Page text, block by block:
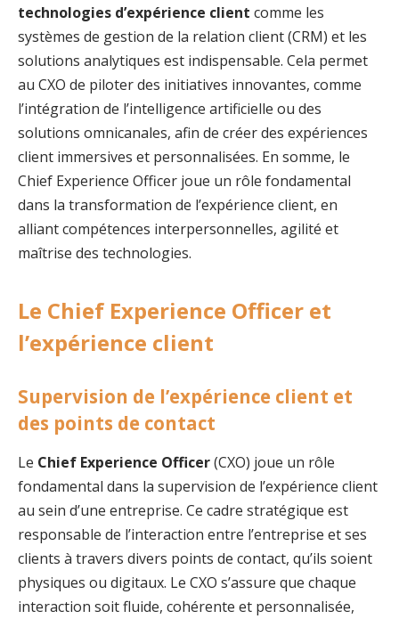
technologies d’expérience client comme les
systèmes de gestion de la relation client (CRM) et les
solutions analytiques est indispensable. Cela permet
au CXO de piloter des initiatives innovantes, comme
l’intégration de l’intelligence artificielle ou des
solutions omnicanales, afin de créer des expériences
client immersives et personnalisées. En somme, le
Chief Experience Officer joue un rôle fondamental
dans la transformation de l’expérience client, en
alliant compétences interpersonnelles, agilité et
maîtrise des technologies.
Le Chief Experience Officer et
l’expérience client
Supervision de l’expérience client et
des points de contact
Le Chief Experience Officer(CXO) joue un rôle
fondamental dans la supervision de l’expérience client
au sein d’une entreprise. Ce cadre stratégique est
responsable de l’interaction entre l’entreprise et ses
clients à travers divers points de contact, qu’ils soient
physiques ou digitaux. Le CXO s’assure que chaque
interaction soit fluide, cohérente et personnalisée,